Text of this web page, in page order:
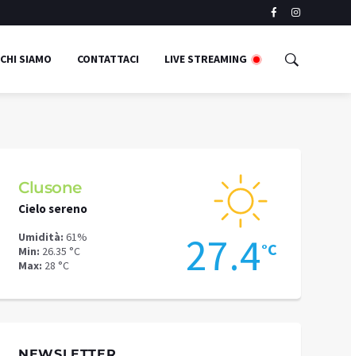
CHI SIAMO CONTATTACI LIVE STREAMING
Schilpario
Cielo sereno
Umidità: 57%
Min: 22.77 °C
Max: 24.05 °C 23.6°C